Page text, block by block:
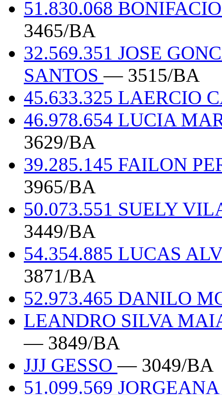
51.830.068
3465/BA
32.569.351 JOSE
SANTOS— 3515/BA
45.633.325 LAERCIO
46.978.654 LUCIA
3629/BA
39.285.145 FAILON
3965/BA
50.073.551 SUELY
3449/BA
54.354.885 LUCAS
3871/BA
52.973.465 DANILO
LEANDRO SILVA
— 3849/BA
JJJ GESSO— 3049/BA
51.099.569